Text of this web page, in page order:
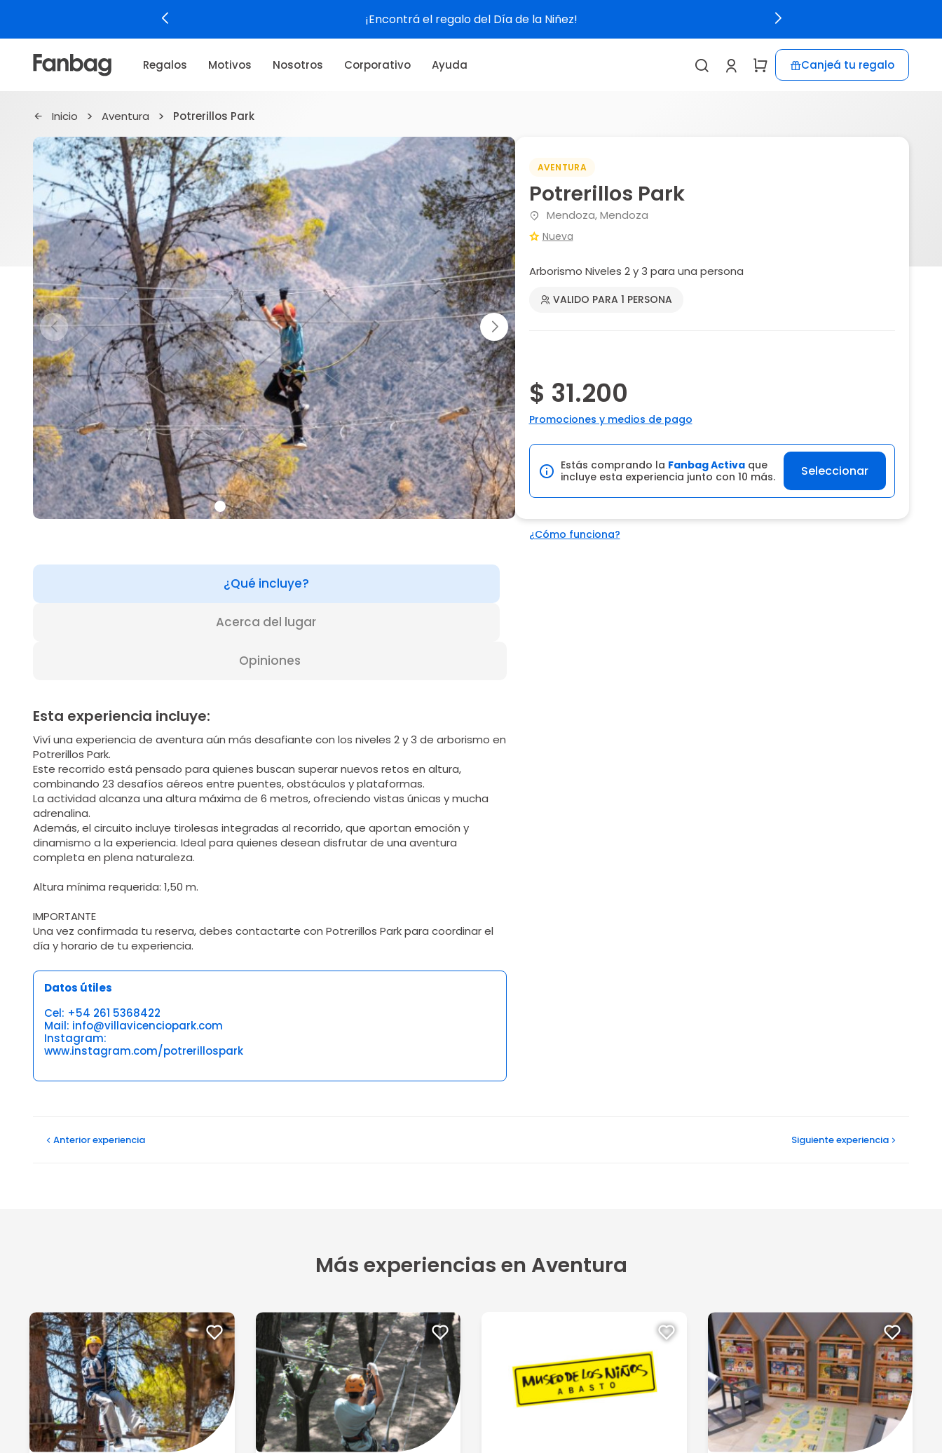
¡Encontrá el regalo del Día de la Niñez!
Regalos Motivos Nosotros Corporativo Ayuda Canjeá tu regalo
Inicio Aventura Potrerillos Park
AVENTURA
Potrerillos Park
Mendoza, Mendoza
Nueva
Arborismo Niveles 2 y 3 para una persona
VALIDO PARA 1 PERSONA
$ 31.200
Promociones y medios de pago
Estás comprando la Fanbag Activaque
incluye esta experiencia junto con 10 más.
Seleccionar
¿Cómo funciona?
¿Qué incluye?
Acerca del lugar
Opiniones
Esta experiencia incluye:
Viví una experiencia de aventura aún más desafiante con los niveles 2 y 3 de arborismo en
Potrerillos Park.
Este recorrido está pensado para quienes buscan superar nuevos retos en altura,
combinando 23 desafíos aéreos entre puentes, obstáculos y plataformas.
La actividad alcanza una altura máxima de 6 metros, ofreciendo vistas únicas y mucha
adrenalina.
Además, el circuito incluye tirolesas integradas al recorrido, que aportan emoción y
dinamismo a la experiencia. Ideal para quienes desean disfrutar de una aventura
completa en plena naturaleza.
Altura mínima requerida: 1,50 m.
IMPORTANTE
Una vez confirmada tu reserva, debes contactarte con Potrerillos Park para coordinar el
día y horario de tu experiencia.
Datos útiles
Cel: +54 261 5368422
Mail: info@villavicenciopark.com
Instagram:
www.instagram.com/potrerillospark
Anteriorexperiencia Siguienteexperiencia
Más experiencias en Aventura